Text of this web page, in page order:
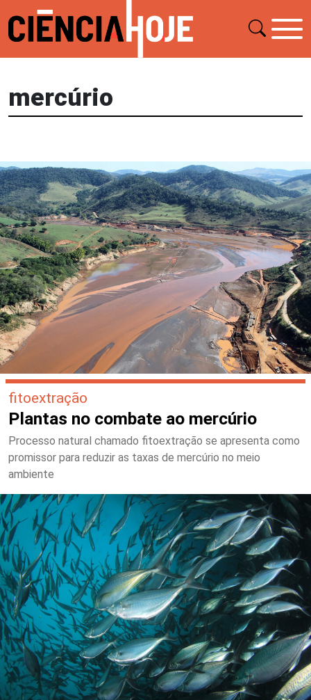
mercúrio
fitoextração
Plantas no combate ao mercúrio
Processo natural chamado fitoextração se apresenta como
promissor para reduzir as taxas de mercúrio no meio
ambiente